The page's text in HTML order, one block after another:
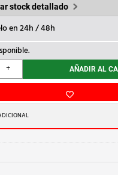
stock detallado
en 24h / 48h
+ AÑADIR AL